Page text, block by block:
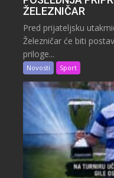
ŽELEZNIČAR
Pred prijateljsku
Železničar će biti
priloge...
Novosti Sport